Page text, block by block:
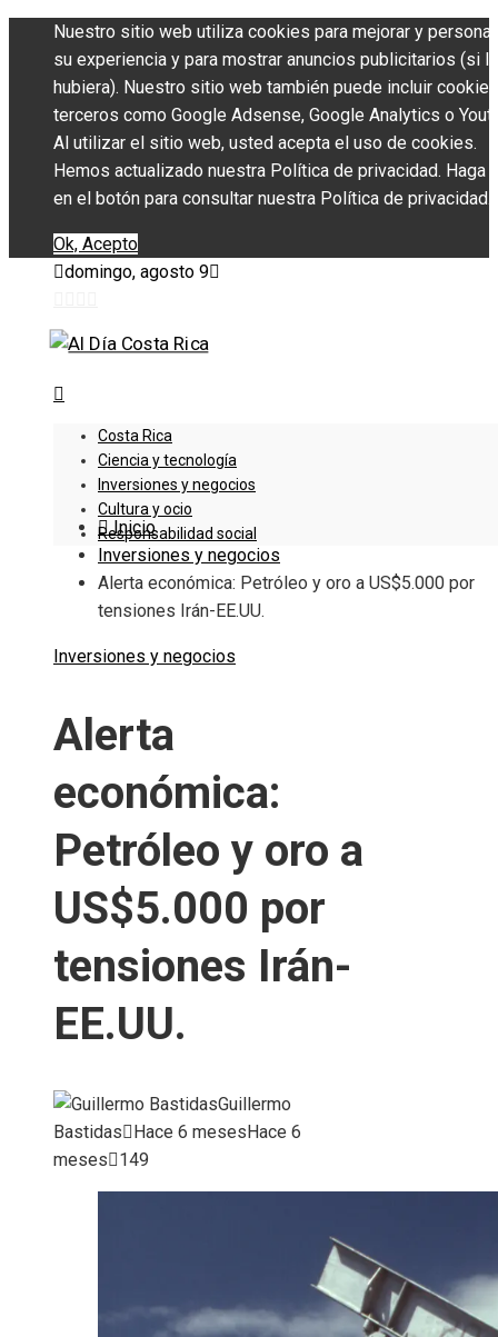
Nuestro sitio web utiliza cookies para mejorar y
su experiencia y para mostrar anuncios publicitarios (si
hubiera). Nuestro sitio web también puede incluir
terceros como Google Adsense, Google Analytics o
Al utilizar el sitio web, usted acepta el uso de cookies.
Hemos actualizado nuestra Política de privacidad. Haga
en el botón para consultar nuestra Política de privacidad.
Ok, Acepto
domingo, agosto 9
Costa Rica
Ciencia y tecnología
Inversiones y negocios
Cultura y ocio
Responsabilidad social
Inicio
Inversiones y negocios
Alerta económica: Petróleo y oro a US$5.000 por
tensiones Irán-EE.UU.
Inversiones y negocios
Alerta
económica:
Petróleo y oro a
US$5.000 por
tensiones Irán-
EE.UU.
Guillermo
Bastidas
Hace 6 meses Hace 6
meses
149